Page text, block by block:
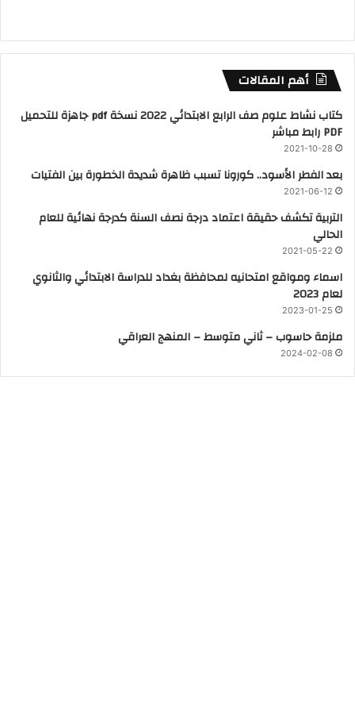
أهم المقالات
كتاب نشاط علوم صف الرابع الابتدائي 2022 نسخة pdf جاهزة للتحميل
PDF رابط مباشر
2021-10-28
بعد الفطر الأسود.. كورونا تسبب ظاهرة شديدة الخطورة بين الفتيات
2021-06-12
التربية تكشف حقيقة اعتماد درجة نصف السنة كدرجة نهائية للعام
الحالي
2021-05-22
اسماء ومواقع امتحانيه لمحافظة بغداد للدراسة الابتدائي والثانوي
لعام 2023
2023-01-25
ملزمة حاسوب – ثاني متوسط – المنهج العراقي
2024-02-08